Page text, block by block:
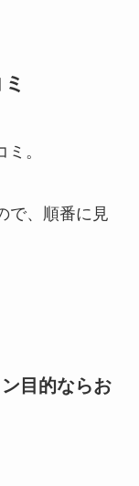
。
で、順番に見
目的ならお